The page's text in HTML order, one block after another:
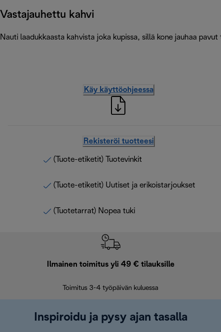
Vastajauhettu kahvi
Nauti laadukkaasta kahvista joka kupissa, sillä kone jauhaa
Käy käyttöohjeessa
Rekisteröi tuotteesi
(Tuote-etiketit) Tuotevinkit
(Tuote-etiketit) Uutiset ja erikoistarjoukset
(Tuotetarrat) Nopea tuki
Ilmainen toimitus yli 49 € tilauksille
Toimitus 3-4 työpäivän kuluessa
Inspiroidu ja pysy ajan tasalla